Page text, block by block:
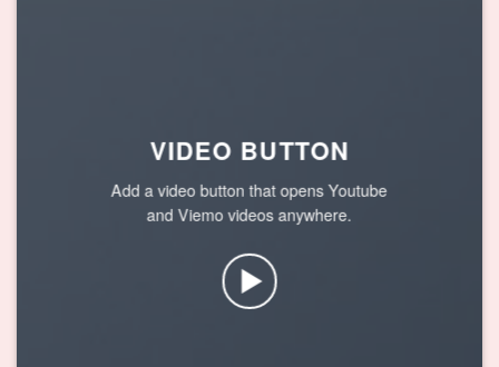
VIDEO BUTTON
Add a video button that opens Youtube
and Viemo videos anywhere.